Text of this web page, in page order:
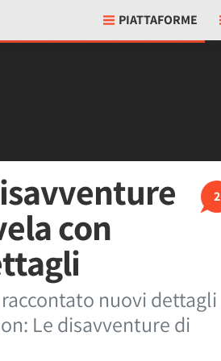
PIATTAFORME
2
con
nuovi dettagli
Le disavventure di